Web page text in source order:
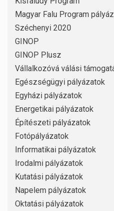
Magyar Falu Program
Széchenyi 2020
GINOP
GINOP Plusz
Vállalkozóvá válási
Egészségügyi pályázatok
Egyházi pályázatok
Energetikai pályázatok
Építészeti pályázatok
Fotópályázatok
Informatikai pályázatok
Irodalmi pályázatok
Kutatási pályázatok
Napelem pályázatok
Oktatási pályázatok